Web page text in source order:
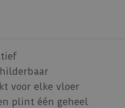
voor elke vloer
plint één geheel